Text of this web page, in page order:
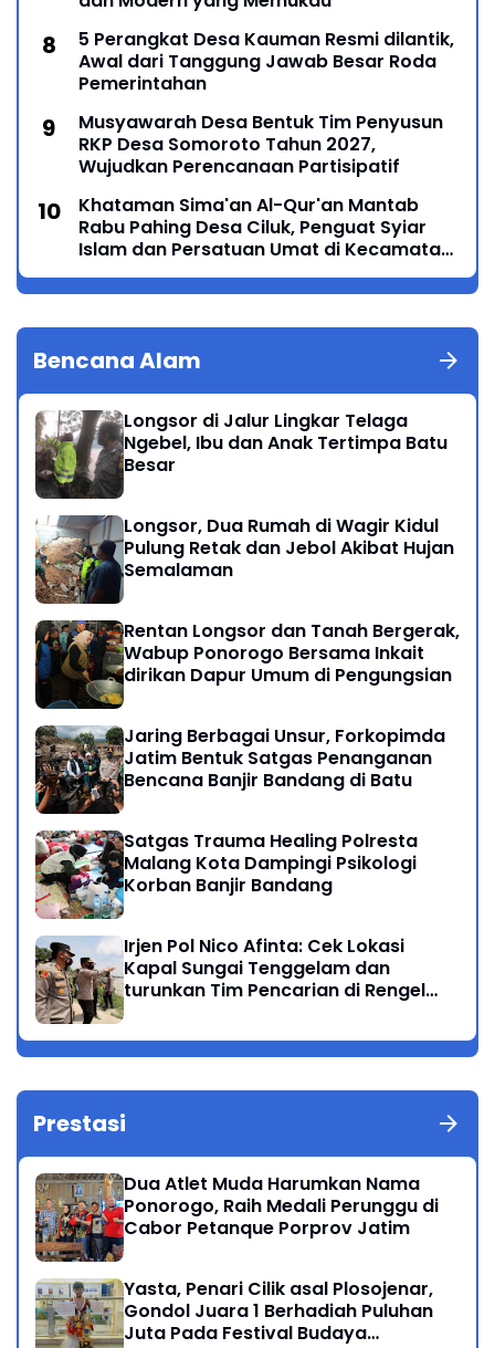
5 Perangkat Desa Kauman Resmi dilantik,
Awal dari Tanggung Jawab Besar Roda
Pemerintahan
Musyawarah Desa Bentuk Tim Penyusun
RKP Desa Somoroto Tahun 2027,
Wujudkan Perencanaan Partisipatif
Khataman Sima'an Al-Qur'an Mantab
Rabu Pahing Desa Ciluk, Penguat Syiar
Islam dan Persatuan Umat di Kecamatan
Kauman
Bencana Alam
Longsor di Jalur Lingkar Telaga
Ngebel, Ibu dan Anak Tertimpa Batu
Besar
Longsor, Dua Rumah di Wagir Kidul
Pulung Retak dan Jebol Akibat Hujan
Semalaman
Rentan Longsor dan Tanah Bergerak,
Wabup Ponorogo Bersama Inkait
dirikan Dapur Umum di Pengungsian
Jaring Berbagai Unsur, Forkopimda
Jatim Bentuk Satgas Penanganan
Bencana Banjir Bandang di Batu
Satgas Trauma Healing Polresta
Malang Kota Dampingi Psikologi
Korban Banjir Bandang
Irjen Pol Nico Afinta: Cek Lokasi
Kapal Sungai Tenggelam dan
turunkan Tim Pencarian di Rengel
Prestasi
Dua Atlet Muda Harumkan Nama
Ponorogo, Raih Medali Perunggu di
Cabor Petanque Porprov Jatim
Yasta, Penari Cilik asal Plosojenar,
Gondol Juara 1 Berhadiah Puluhan
Juta Pada Festival Budaya